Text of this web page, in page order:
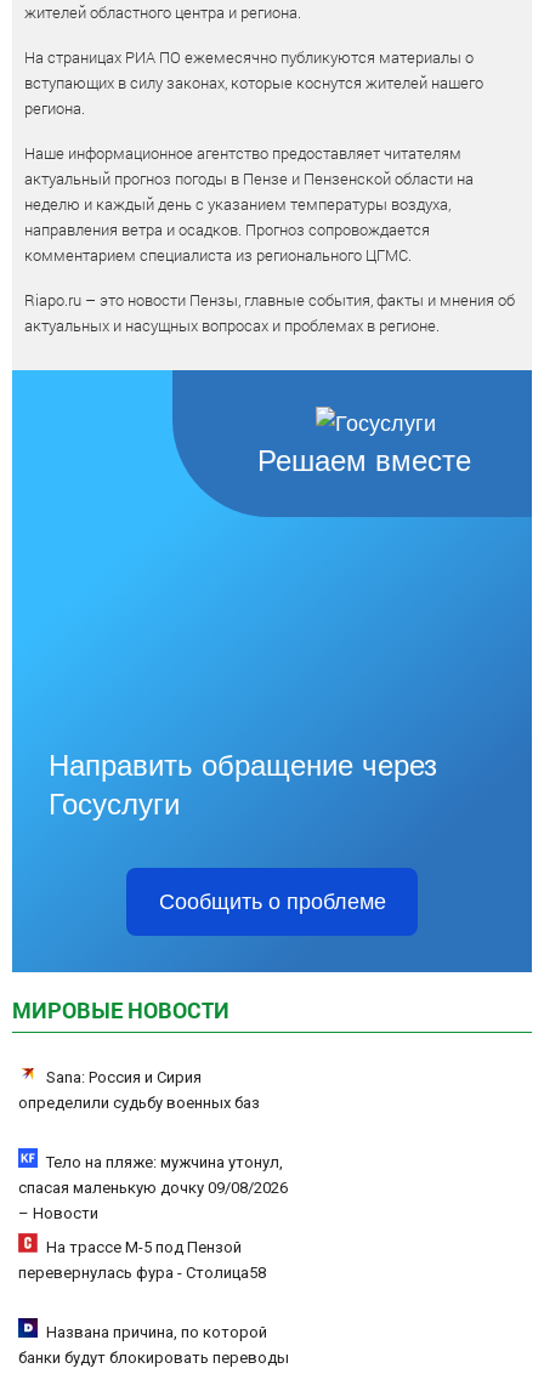
жителей областного центра и региона.
На страницах РИА ПО ежемесячно публикуются материалы о
вступающих в силу законах, которые коснутся жителей нашего
региона.
Наше информационное агентство предоставляет читателям
актуальный прогноз погоды в Пензе и Пензенской области на
неделю и каждый день с указанием температуры воздуха,
направления ветра и осадков. Прогноз сопровождается
комментарием специалиста из регионального ЦГМС.
Riapo.ru – это новости Пензы, главные события, факты и мнения об
актуальных и насущных вопросах и проблемах в регионе.
Решаем вместе
Направить обращение через
Госуслуги
Сообщить о проблеме
МИРОВЫЕ НОВОСТИ
Sana: Россия и Сирия
определили судьбу военных баз
Тело на пляже: мужчина утонул,
спасая маленькую дочку 09/08/2026
– Новости
На трассе М-5 под Пензой
перевернулась фура - Столица58
Названа причина, по которой
банки будут блокировать переводы